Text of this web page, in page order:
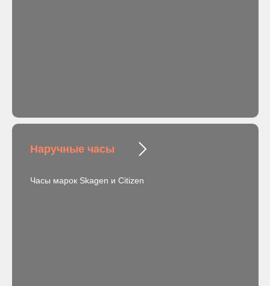
Наручные часы
Часы марок Skagen и Citizen